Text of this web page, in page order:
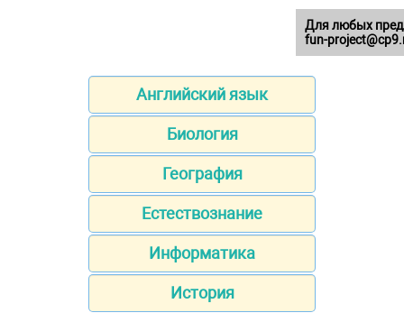
Английский язык
Биология
География
Естествознание
Информатика
История
Для любых
fun-